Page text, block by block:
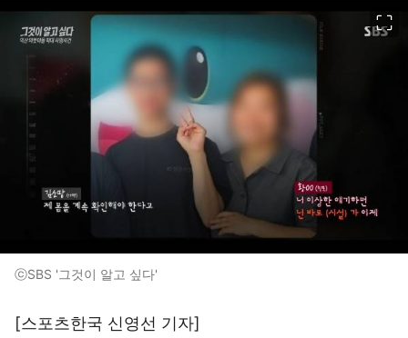
ⓒSBS '그것이 알고 싶다'
[스포츠한국 신영선 기자]